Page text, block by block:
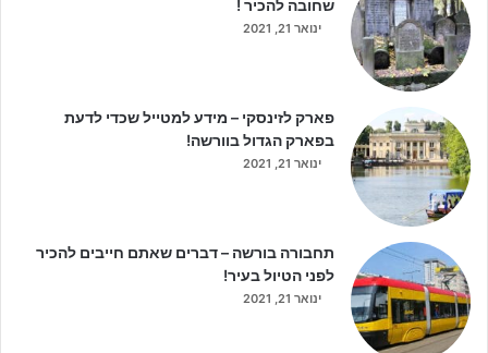
שחובה להכיר !
ינואר 21, 2021
פארק לזינסקי – מידע למטייל שכדי לדעת
בפארק הגדול בוורשה!
ינואר 21, 2021
תחבורה בורשה – דברים שאתם חייבים להכיר
לפני הטיול בעיר!
ינואר 21, 2021